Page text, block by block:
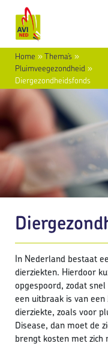
Home »Thema’s »
Pluimveegezondheid »
Diergezondheidsfonds
In Nederland bestaat
dierziekten. Hierdoor
opgespoord, zodat
een uitbraak is van
dierziekte, zoals voor
Disease, dan moet de
brengt kosten met zich